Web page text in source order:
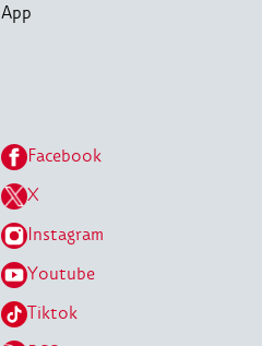
App
Facebook
X
Instagram
Youtube
Tiktok